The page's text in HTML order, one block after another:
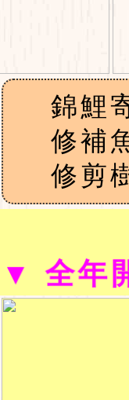
錦鯉
修補
修剪
▼ 全